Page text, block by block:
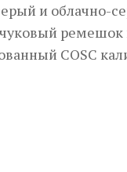
и облачно-
COSC